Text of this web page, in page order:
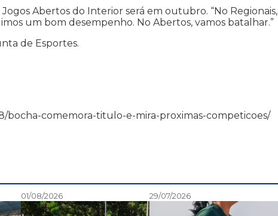
Abertos do Interior será em outubro. “No Regionais,
um bom desempenho. No Abertos, vamos batalhar.”
de Esportes.
bocha-comemora-titulo-e-mira-proximas-competicoes/
01/08/2026 29/07/2026